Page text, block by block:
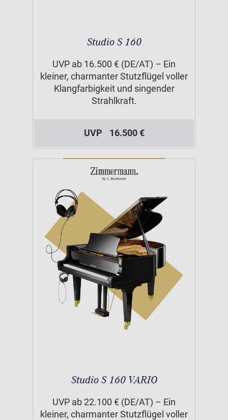
Studio S 160
UVP ab 16.500 € (DE/AT) – Ein
kleiner, charmanter Stutzflügel voller
Klangfarbigkeit und singender
Strahlkraft.
UVP 16.500 €
Studio S 160 VARIO
UVP ab 22.100 € (DE/AT) – Ein
kleiner, charmanter Stutzflügel voller